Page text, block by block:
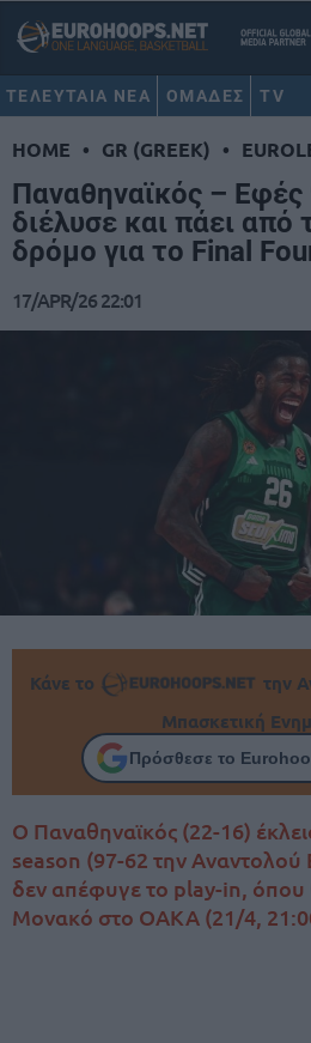
ΤΕΛΕΥΤΑΙΑ ΝΕΑ ΟΜΑΔΕΣ TV
HOME • GR (GREEK) •
Παναθηναϊκός –
διέλυσε και πάει από
δρόμο για το Final
17/APR/26 22:01
Κάνε το
την
Μπασκετική
Πρόσθεσε το
O Παναθηναϊκός (22-16)
season (97-62 την
δεν απέφυγε το play-in, όπου
Μονακό στο ΟΑΚΑ (21/4,